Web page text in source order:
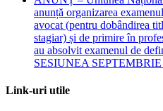
anunță organizarea
avocat (pentru dobândirea
stagiar) și de primire în
au absolvit examenul de
SESIUNEA SEPTEMBRIE
Link-uri utile